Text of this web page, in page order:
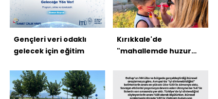
Gençleri veri odaklı
gelecek için eğitim
Kırıkkale'de
"mahallemde huzur